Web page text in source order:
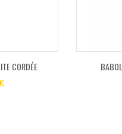
CORDÉE
€